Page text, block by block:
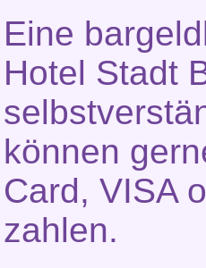
Eine
Hotel Stadt
können
Card, VISA
zahlen.